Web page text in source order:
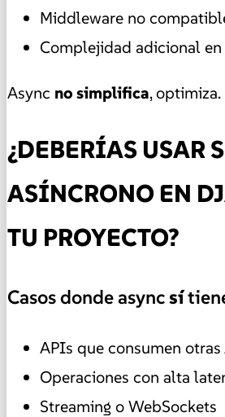
Middleware no
Complejidad adicional en
Async no simplifica, optimiza.
¿DEBERÍAS USAR
ASÍNCRONO EN
TU PROYECTO?
Casos donde asyncsí
APIs que consumen otras
Operaciones con alta
Streaming o WebSockets